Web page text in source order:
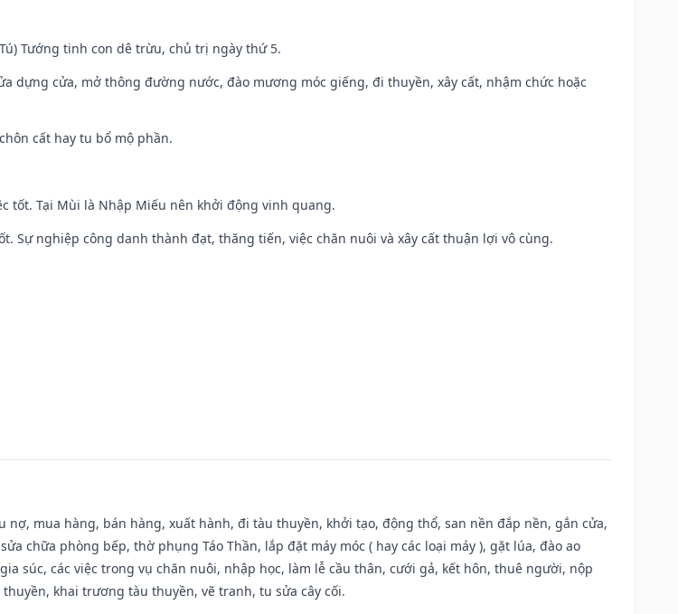
Tướng tinh con dê trừu, chủ trị ngày thứ 5.
dựng cửa, mở thông đường nước, đào mương móc giếng, đi thuyền, xây cất, nhậm chức hoặc
cất hay tu bổ mộ phần.
tốt. Tại Mùi là Nhập Miếu nên khởi động vinh quang.
Sự nghiệp công danh thành đạt, thăng tiến, việc chăn nuôi và xây cất thuận lợi vô cùng.
nợ, mua hàng, bán hàng, xuất hành, đi tàu thuyền, khởi tạo, động thổ, san nền đắp nền, gắn cửa,
chữa phòng bếp, thờ phụng Táo Thần, lắp đặt máy móc ( hay các loại máy ), gặt lúa, đào ao
súc, các việc trong vụ chăn nuôi, nhập học, làm lễ cầu thân, cưới gả, kết hôn, thuê người, nộp
khai trương tàu thuyền, vẽ tranh, tu sửa cây cối.